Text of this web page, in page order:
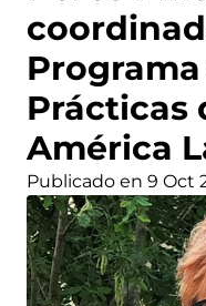
Prácticas
América
Publicado en 9 Oct